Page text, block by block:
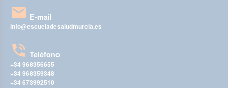
E-mail
info@escueladesaludmurcia.es
Teléfono
+34 968356655 -
+34 968359348 -
+34 673992510